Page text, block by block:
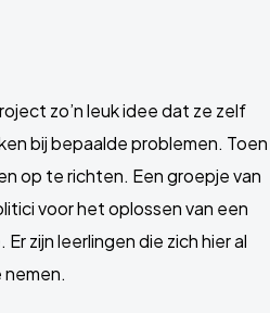
zo’n leuk idee dat ze zelf
bij bepaalde problemen. Toen
op te richten. Een groepje van
voor het oplossen van een
zijn leerlingen die zich hier al